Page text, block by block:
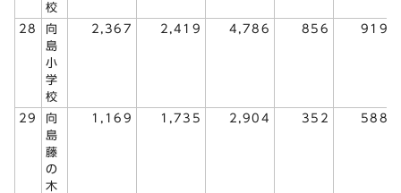
校
28
向
島
小
学
校
2,367 2,419 4,786 856 919
29
向
島
藤
の
木
1,169 1,735 2,904 352 588